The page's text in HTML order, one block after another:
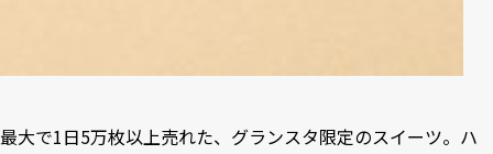
最大で1日5万枚以上売れた、グランスタ限定のスイーツ。ハ